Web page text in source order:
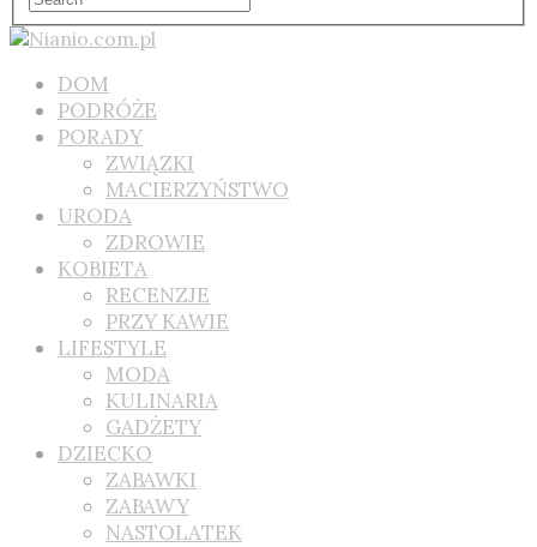
DOM
PODRÓŻE
PORADY
ZWIĄZKI
MACIERZYŃSTWO
URODA
ZDROWIE
KOBIETA
RECENZJE
PRZY KAWIE
LIFESTYLE
MODA
KULINARIA
GADŻETY
DZIECKO
ZABAWKI
ZABAWY
NASTOLATEK